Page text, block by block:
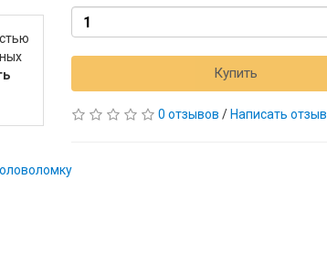
Купить
0 отзывов / Написать отзыв